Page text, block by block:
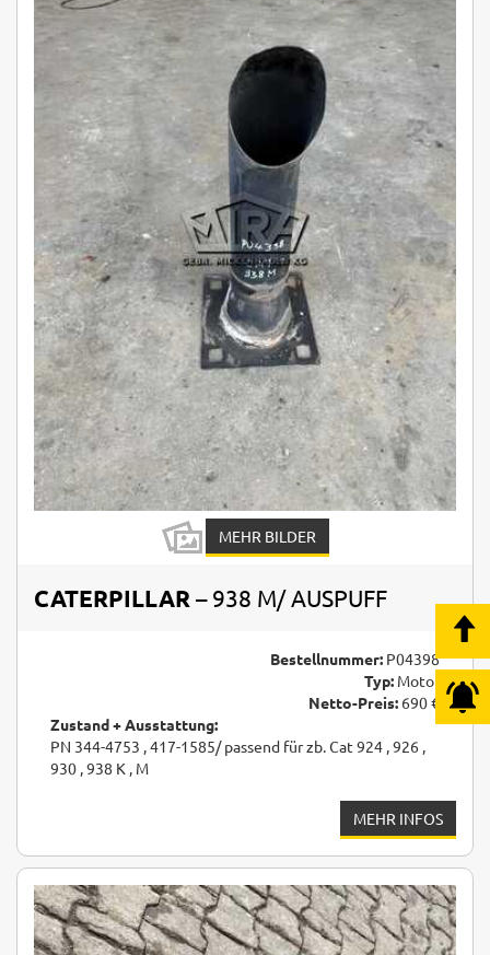
MEHR BILDER
CATERPILLAR – 938 M/ AUSPUFF
Bestellnummer: P04398
Typ: Motor
Netto-Preis: 690 €
Zustand + Ausstattung:
PN 344-4753 , 417-1585/ passend für zb. Cat 924 , 926 ,
930 , 938 K , M
MEHR INFOS